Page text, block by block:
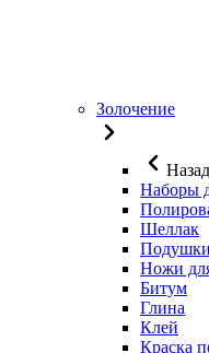
Золочение
Назад
Наборы
Шеллак
Подушки
Ножи
Битум
Глина
Клей
Краска